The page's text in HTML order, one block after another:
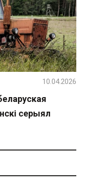
серыял
10.04.2026